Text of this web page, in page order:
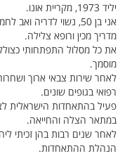
יליד 1973, מקריית אונו.
אני בן 50, נשוי לדריה ואב לחמישה ילדים.
מדריך מכין ורופא צלילה.
את כל מסלול התפתחותי
מוסמך.
לאחר שירות צבאי ארוך
רפואי בגופים שונים.
פעיל בהתאחדות הישראלית
במתאר הצלה והחייאה.
לאחר שנים רבות בהן זכיתי
הנהלת ההתאחדות.